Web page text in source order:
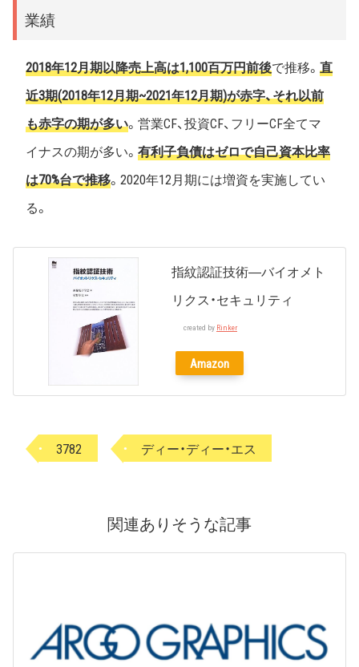
業績
2018年12月期以降売上高は1,100百万円前後で推移。 直
近3期(2018年12月期~2021年12月期)が赤字、それ以前
も赤字の期が多い。営業CF、投資CF、フリーCF全てマ
イナスの期が多い。 有利子負債はゼロで自己資本比率
は70%台で推移。2020年12月期には増資を実施してい
る。
指紋認証技術―バイオメト
リクス・セキュリティ
created by Rinker
Amazon
3782 ディー・ディー・エス
関連ありそうな記事